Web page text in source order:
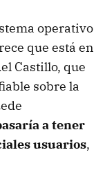
operativo
que está en
Castillo, que
sobre la
a tener
usuarios,